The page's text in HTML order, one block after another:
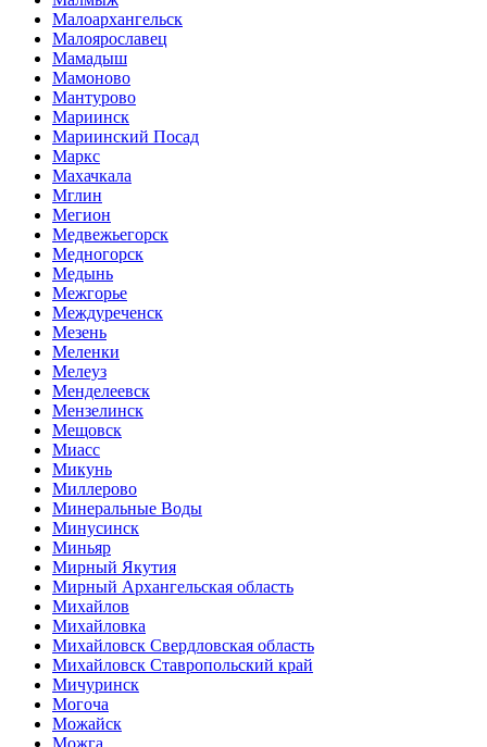
Малоархангельск
Малоярославец
Мамадыш
Мамоново
Мантурово
Мариинск
Мариинский Посад
Маркс
Махачкала
Мглин
Мегион
Медвежьегорск
Медногорск
Медынь
Межгорье
Междуреченск
Мезень
Меленки
Мелеуз
Менделеевск
Мензелинск
Мещовск
Миасс
Микунь
Миллерово
Минеральные Воды
Минусинск
Миньяр
Мирный Якутия
Мирный Архангельская область
Михайлов
Михайловка
Михайловск Свердловская область
Михайловск Ставропольский край
Мичуринск
Могоча
Можайск
Можга